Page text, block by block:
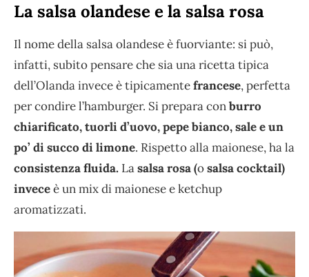
La salsa olandese e la salsa rosa
Il nome della salsa olandese è fuorviante: si può,
infatti, subito pensare che sia una ricetta tipica
dell’Olanda invece è tipicamentefrancese, perfetta
per condire l’hamburger. Si prepara conburro
chiarificato, tuorli d’uovo, pepe bianco, sale e un
po’ di succo di limone. Rispetto alla maionese, ha la
consistenza fluida. Lasalsa rosa (osalsa cocktail)
inveceè un mix di maionese e ketchup
aromatizzati.